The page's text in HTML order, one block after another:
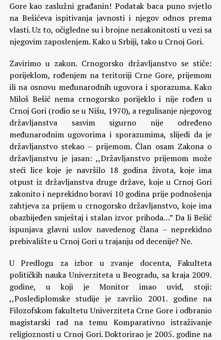
Gore kao zaslužni građanin! Podatak baca puno svjetlo
na Bešićeva ispitivanja javnosti i njegov odnos prema
vlasti. Uz to, očigledne su i brojne nezakonitosti u vezi sa
njegovim zaposlenjem. Kako u Srbiji, tako u Crnoj Gori.
Zavirimo u zakon. Crnogorsko državljanstvo se stiče:
porijeklom, rođenjem na teritoriji Crne Gore, prijemom
ili na osnovu međunarodnih ugovora i sporazuma. Kako
Miloš Bešić nema crnogorsko porijeklo i nije rođen u
Crnoj Gori (rodio se u Nišu, 1970), a regulisanje njegovog
državljanstva sasvim sigurno nije određeno
međunarodnim ugovorima i sporazumima, slijedi da je
državljanstvo stekao – prijemom. Član osam Zakona o
državljanstvu je jasan: ,,Državljanstvo prijemom može
steći lice koje je navršilo 18 godina života, koje ima
otpust iz državljanstva druge države, koje u Crnoj Gori
zakonito i neprekidno boravi 10 godina prije podnošenja
zahtjeva za prijem u crnogorsko državljanstvo, koje ima
obazbijeđen smještaj i stalan izvor prihoda…” Da li Bešić
ispunjava glavni uslov navedenog člana – neprekidno
prebivalište u Crnoj Gori u trajanju od decenije? Ne.
U Predlogu za izbor u zvanje docenta, Fakulteta
političkih nauka Univerziteta u Beogradu, sa kraja 2009.
godine, u koji je Monitor imao uvid, stoji:
,,Poslediplomske studije je završio 2001. godine na
Filozofskom fakultetu Univerziteta Crne Gore i odbranio
magistarski rad na temu Komparativno istraživanje
religioznosti u Crnoj Gori. Doktorirao je 2005. godine na